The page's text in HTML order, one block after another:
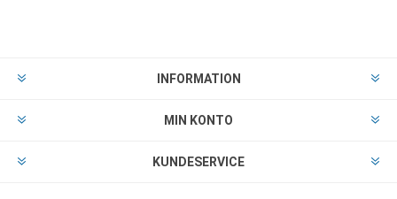
INFORMATION
MIN KONTO
KUNDESERVICE